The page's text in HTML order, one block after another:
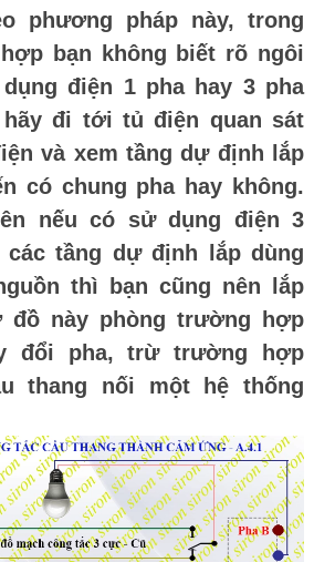
phương pháp này, trong
bạn không biết rõ ngôi
điện 1 pha hay 3 pha
đi tới tủ điện quan sát
và xem tầng dự định lắp
có chung pha hay không.
nếu có sử dụng điện 3
các tầng dự định lắp dùng
thì bạn cũng nên lắp
đồ này phòng trường hợp
đổi pha, trừ trường hợp
thang nối một hệ thống